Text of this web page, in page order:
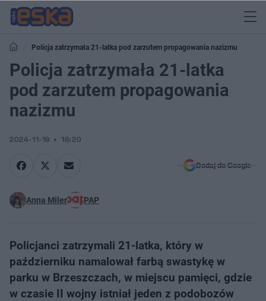
Policja zatrzymała 21-latka pod zarzutem propagowania nazizmu
Policja zatrzymała 21-latka
pod zarzutem propagowania
nazizmu
2024-11-19 16:20
Dodaj do Google
Anna Miler PAP
Policjanci zatrzymali 21-latka, który w
październiku namalował farbą swastykę w
parku w Brzeszczach, w miejscu pamięci, gdzie
w czasie II wojny istniał jeden z podobozów